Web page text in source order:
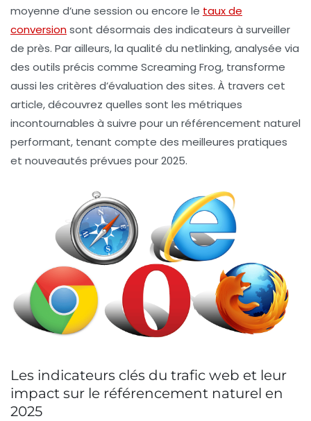
moyenne d’une session ou encore le taux de
conversionsont désormais des indicateurs à surveiller
de près. Par ailleurs, la qualité du netlinking, analysée via
des outils précis comme Screaming Frog, transforme
aussi les critères d’évaluation des sites. À travers cet
article, découvrez quelles sont les métriques
incontournables à suivre pour un référencement naturel
performant, tenant compte des meilleures pratiques
et nouveautés prévues pour 2025.
Les indicateurs clés du trafic web et leur
impact sur le référencement naturel en
2025